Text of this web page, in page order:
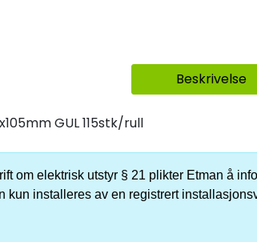
Beskrivelse
GUL 115stk/rull
om elektrisk utstyr § 21 plikter Etman å
kun installeres av en registrert